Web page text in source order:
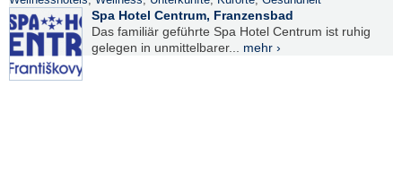
Spa Hotel Centrum, Franzensbad
Das familiär geführte Spa Hotel Centrum ist ruhig
gelegen in unmittelbarer... mehr ›